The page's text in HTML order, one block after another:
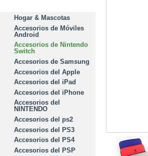
Hogar & Mascotas
Accesorios de Móviles
Android
Accesorios de Nintendo
Switch
Accesorios de Samsung
Accesorios del Apple
Accesorios del iPad
Accesorios del iPhone
Accesorios del
NINTENDO
Accesorios del ps2
Accesorios del PS3
Accesorios del PS4
Accesorios del PSP